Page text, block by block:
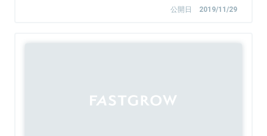
公開日 2019/11/29